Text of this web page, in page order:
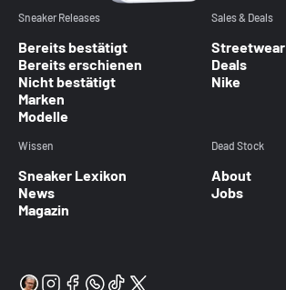
Sneaker Releases
Bereits bestätigt
Bereits erschienen
Nicht bestätigt
Marken
Modelle
Sales & Deals
Streetwear
Deals
Nike
Wissen
Sneaker Lexikon
News
Magazin
Dead Stock
About
Jobs